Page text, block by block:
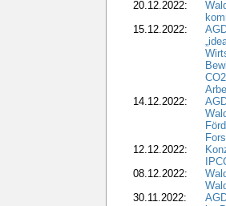
20.12.2022:
15.12.2022:
14.12.2022:
12.12.2022:
08.12.2022:
30.11.2022: